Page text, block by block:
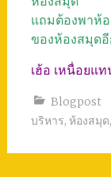
แถมต้องพาห้
ของห้องสมุด
เฮ้อ เหนื่อยแ
Blogpost
บริหาร, ห้องสมุด,